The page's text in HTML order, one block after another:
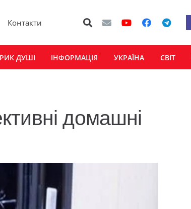
Контакти
ДУШІ ІНФОРМАЦІЯ УКРАЇНА СВІТ
домашні